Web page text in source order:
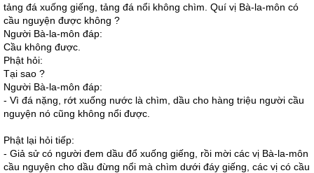
tảng đá xuống giếng, tảng đá nổi không chìm. Quí vị Bà-la-môn có
cầu nguyện được không ?
Người Bà-la-môn đáp:
Cầu không được.
Phật hỏi:
Tại sao ?
Người Bà-la-môn đáp:
- Vì đá nặng, rớt xuống nước là chìm, dầu cho hàng triệu người cầu
nguyện nó cũng không nổi được.
Phật lại hỏi tiếp:
- Giả sử có người đem dầu đổ xuống giếng, rồi mời các vị Bà-la-môn
cầu nguyện cho dầu đừng nổi mà chìm dưới đáy giếng, các vị có cầu